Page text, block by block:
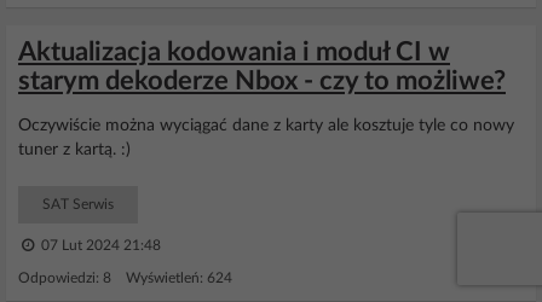
Aktualizacja kodowania i moduł CI w
starym dekoderze Nbox - czy to możliwe?
Oczywiście można wyciągać dane z karty ale kosztuje tyle co nowy
tuner z kartą. :)
SAT Serwis
07 Lut 2024 21:48
Odpowiedzi: 8 Wyświetleń: 624